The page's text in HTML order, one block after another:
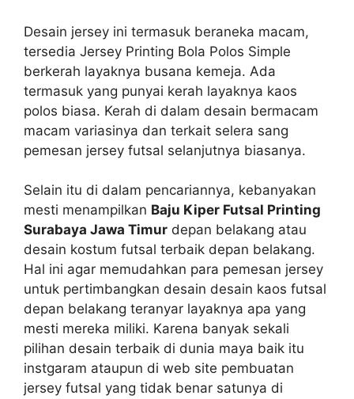
Desain jersey ini termasuk beraneka macam,
tersedia Jersey Printing Bola Polos Simple
berkerah layaknya busana kemeja. Ada
termasuk yang punyai kerah layaknya kaos
polos biasa. Kerah di dalam desain bermacam
macam variasinya dan terkait selera sang
pemesan jersey futsal selanjutnya biasanya.
Selain itu di dalam pencariannya, kebanyakan
mesti menampilkan Baju Kiper Futsal Printing
Surabaya Jawa Timur depan belakang atau
desain kostum futsal terbaik depan belakang.
Hal ini agar memudahkan para pemesan jersey
untuk pertimbangkan desain desain kaos futsal
depan belakang teranyar layaknya apa yang
mesti mereka miliki. Karena banyak sekali
pilihan desain terbaik di dunia maya baik itu
instgaram ataupun di web site pembuatan
jersey futsal yang tidak benar satunya di